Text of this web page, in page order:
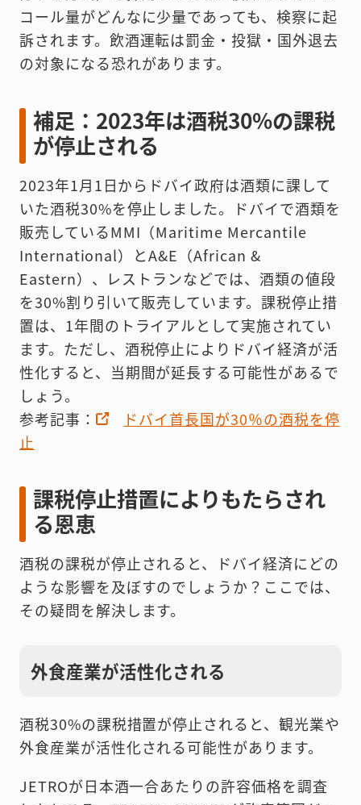
コール量がどんなに少量であっても、検察に起
訴されます。飲酒運転は罰金・投獄・国外退去
の対象になる恐れがあります。
補足：2023年は酒税30%の課税
が停止される
2023年1月1日からドバイ政府は酒類に課して
いた酒税30%を停止しました。ドバイで酒類を
販売しているMMI（Maritime Mercantile
International）とA&E（African &
Eastern）、レストランなどでは、酒類の値段
を30%割り引いて販売しています。課税停止措
置は、1年間のトライアルとして実施されてい
ます。ただし、酒税停止によりドバイ経済が活
性化すると、当期間が延長する可能性があるで
しょう。
参考記事：
ドバイ首長国が30％の酒税を停
止
課税停止措置によりもたらされ
る恩恵
酒税の課税が停止されると、ドバイ経済にどの
ような影響を及ぼすのでしょうか？ここでは、
その疑問を解決します。
外食産業が活性化される
酒税30%の課税措置が停止されると、観光業や
外食産業が活性化される可能性があります。
JETROが日本酒一合あたりの許容価格を調査